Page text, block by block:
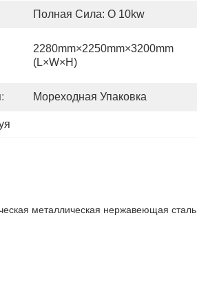
Полная Сила: О 10kw
2280mm×2250mm×3200mm
(L×W×H)
Мореходная Упаковка
металлическая нержавеющая сталь